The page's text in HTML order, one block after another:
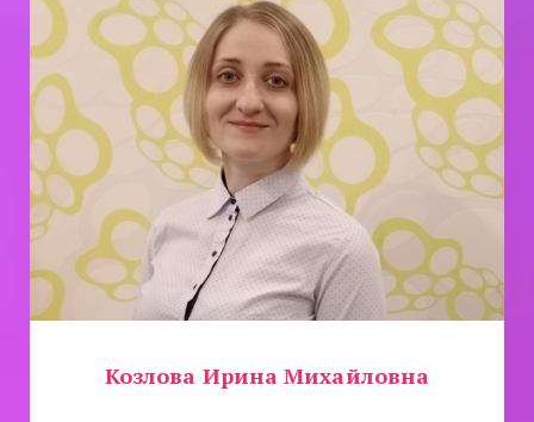
Козлова Ирина Михайловна